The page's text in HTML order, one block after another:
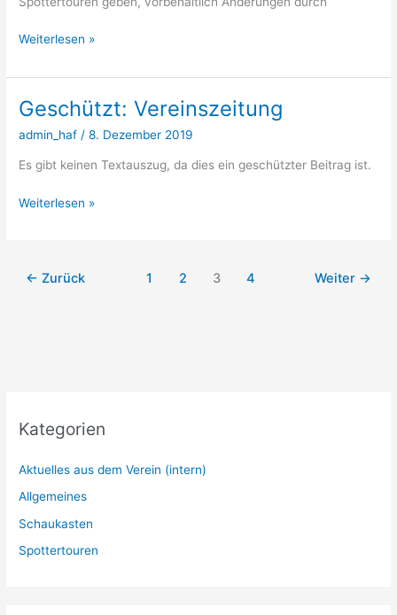
Termine
Weiterlesen »
Geschützt: Vereinszeitung
admin_haf /8. Dezember 2019
Es gibt keinen Textauszug, da dies ein geschützter Beitrag ist.
Geschützt:
Weiterlesen »
← Zurück 1 2 3 4 Weiter →
Kategorien
Aktuelles aus dem Verein (intern)
Allgemeines
Schaukasten
Spottertouren